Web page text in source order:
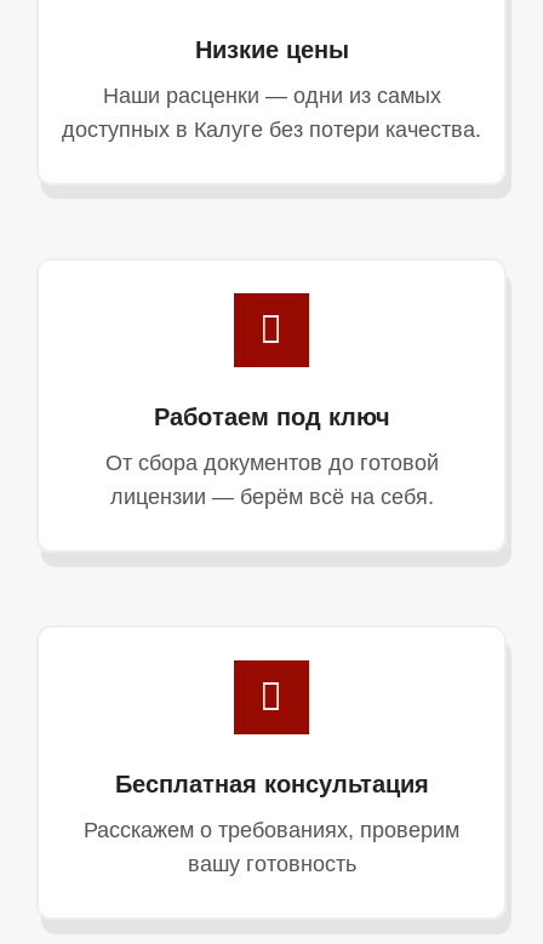
Низкие цены
Наши расценки — одни из самых
доступных в Калуге без потери качества.
Работаем под ключ
От сбора документов до готовой
лицензии — берём всё на себя.
Бесплатная консультация
Расскажем о требованиях, проверим
вашу готовность